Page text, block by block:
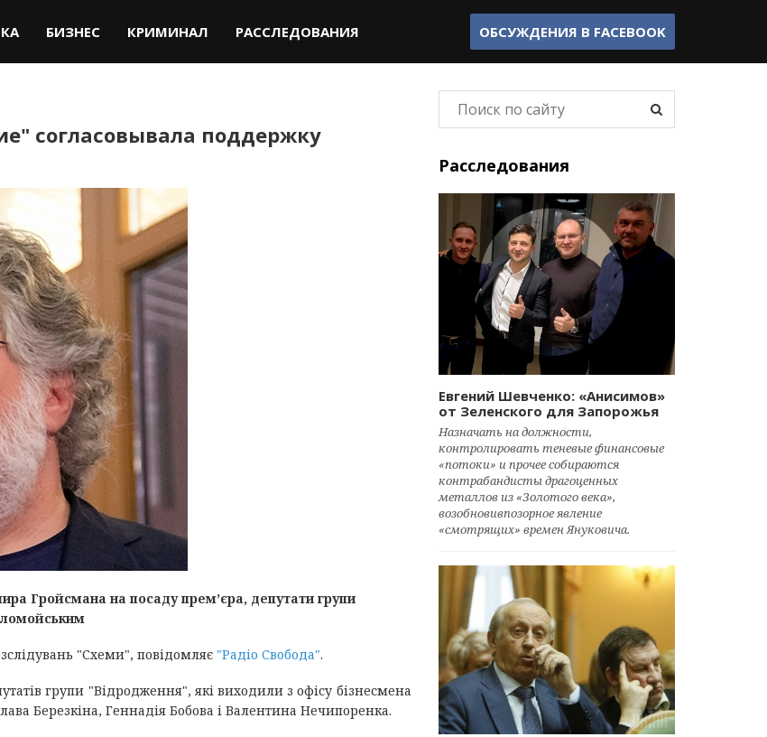
БИЗНЕС КРИМИНАЛ РАССЛЕДОВАНИЯ ОБСУЖДЕНИЯ В FACEBOOK
согласовывала поддержку
Гройсмана на посаду прем’єра, депутати групи
"Схеми", повідомляє "Радіо Свобода".
групи "Відродження", які виходили з офісу бізнесмена
Березкіна, Геннадія Бобова і Валентина Нечипоренка.
Расследования
Евгений Шевченко: «Анисимов»
от Зеленского для Запорожья
Назначать на должности,
контролировать теневые финансовые
«потоки» и прочее собираются
контрабандисты драгоценных
металлов из «Золотого века»,
возобновивпозорное явление
«смотрящих» времен Януковича.